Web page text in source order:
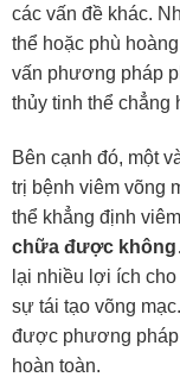
các vấn đề khác.
thể hoặc phù
vấn phương pháp
thủy tinh thể chẳng
Bên cạnh đó, một
trị bệnh viêm võng
thể khẳng định
chữa được không
lại nhiều lợi ích
sự tái tạo võng
được phương
hoàn toàn.